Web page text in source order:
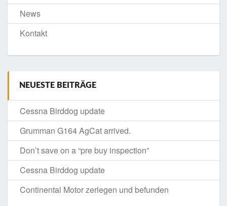
News
Kontakt
NEUESTE BEITRÄGE
Cessna Birddog update
Grumman G164 AgCat arrived.
Don’t save on a “pre buy inspection”
Cessna Birddog update
Continental Motor zerlegen und befunden